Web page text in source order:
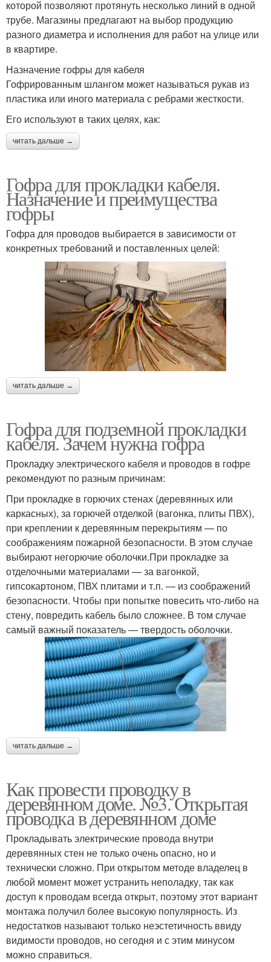
которой позволяют протянуть несколько линий в одной
трубе. Магазины предлагают на выбор продукцию
разного диаметра и исполнения для работ на улице или
в квартире.
Назначение гофры для кабеля
Гофрированным шлангом может называться рукав из
пластика или иного материала с ребрами жесткости.
Его используют в таких целях, как:
читать дальше →
Гофра для прокладки кабеля.
Назначение и преимущества
гофры
Гофра для проводов выбирается в зависимости от
конкретных требований и поставленных целей:
читать дальше →
Гофра для подземной прокладки
кабеля. Зачем нужна гофра
Прокладку электрического кабеля и проводов в гофре
рекомендуют по разным причинам:
При прокладке в горючих стенах (деревянных или
каркасных), за горючей отделкой (вагонка, плиты ПВХ),
при креплении к деревянным перекрытиям — по
соображениям пожарной безопасности. В этом случае
выбирают негорючие оболочки.При прокладке за
отделочными материалами — за вагонкой,
гипсокартоном, ПВХ плитами и т.п. — из соображений
безопасности. Чтобы при попытке повесить что-либо на
стену, повредить кабель было сложнее. В том случае
самый важный показатель — твердость оболочки.
читать дальше →
Как провести проводку в
деревянном доме. №3. Открытая
проводка в деревянном доме
Прокладывать электрические провода внутри
деревянных стен не только очень опасно, но и
технически сложно. При открытом методе владелец в
любой момент может устранить неполадку, так как
доступ к проводам всегда открыт, поэтому этот вариант
монтажа получил более высокую популярность. Из
недостатков называют только неэстетичность ввиду
видимости проводов, но сегодня и с этим минусом
можно справиться.